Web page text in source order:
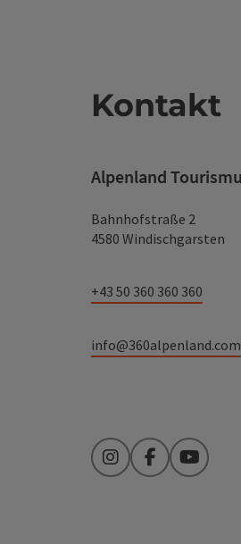
Kontakt
Alpenland
Bahnhofstraße 2
4580 Windischgarsten
+43 50 360 360 360
info@360alpenland.com
InstagramFacebookYouTube